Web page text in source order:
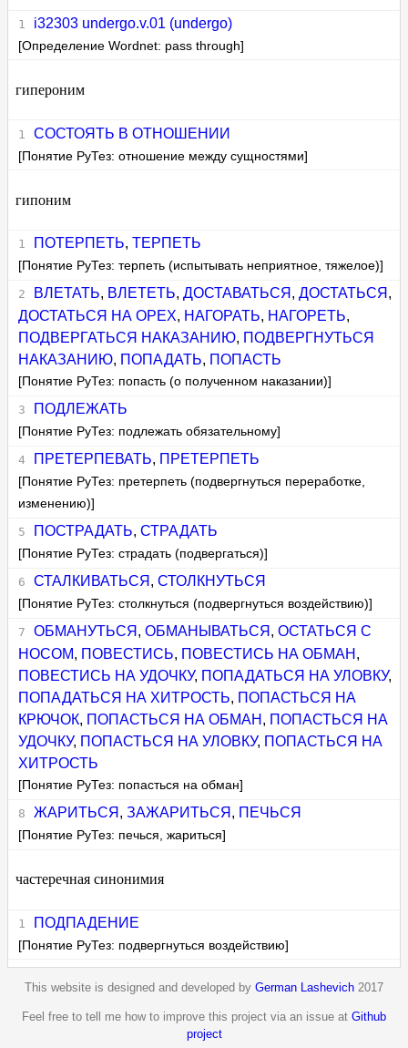
i32303 undergo.v.01 (undergo)
[Определение Wordnet: pass through]
гипероним
СОСТОЯТЬ В ОТНОШЕНИИ
[Понятие РуТез: отношение между сущностями]
гипоним
ПОТЕРПЕТЬ, ТЕРПЕТЬ
[Понятие РуТез: терпеть (испытывать неприятное, тяжелое)]
ВЛЕТАТЬ, ВЛЕТЕТЬ, ДОСТАВАТЬСЯ , ДОСТАТЬСЯ ,
ДОСТАТЬСЯ НА ОРЕХ, НАГОРАТЬ, НАГОРЕТЬ,
ПОДВЕРГАТЬСЯ НАКАЗАНИЮ, ПОДВЕРГНУТЬСЯ
НАКАЗАНИЮ, ПОПАДАТЬ, ПОПАСТЬ
[Понятие РуТез: попасть (о полученном наказании)]
ПОДЛЕЖАТЬ
[Понятие РуТез: подлежать обязательному]
ПРЕТЕРПЕВАТЬ, ПРЕТЕРПЕТЬ
[Понятие РуТез: претерпеть (подвергнуться переработке,
изменению)]
ПОСТРАДАТЬ, СТРАДАТЬ
[Понятие РуТез: страдать (подвергаться)]
СТАЛКИВАТЬСЯ , СТОЛКНУТЬСЯ
[Понятие РуТез: столкнуться (подвергнуться воздействию)]
ОБМАНУТЬСЯ , ОБМАНЫВАТЬСЯ , ОСТАТЬСЯ С
НОСОМ, ПОВЕСТИСЬ, ПОВЕСТИСЬ НА ОБМАН ,
ПОВЕСТИСЬ НА УДОЧКУ, ПОПАДАТЬСЯ НА УЛОВКУ,
ПОПАДАТЬСЯ НА ХИТРОСТЬ, ПОПАСТЬСЯ НА
КРЮЧОК, ПОПАСТЬСЯ НА ОБМАН , ПОПАСТЬСЯ НА
УДОЧКУ, ПОПАСТЬСЯ НА УЛОВКУ, ПОПАСТЬСЯ НА
ХИТРОСТЬ
[Понятие РуТез: попасться на обман]
ЖАРИТЬСЯ , ЗАЖАРИТЬСЯ , ПЕЧЬСЯ
[Понятие РуТез: печься, жариться]
частеречная синонимия
ПОДПАДЕНИЕ
[Понятие РуТез: подвергнуться воздействию]
This website is designed and developed by German Lashevich 2017
Feel free to tell me how to improve this project via an issue at Github
project